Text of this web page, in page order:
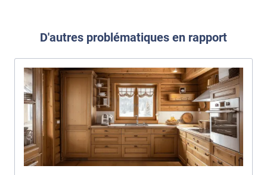
D'autres problématiques en rapport